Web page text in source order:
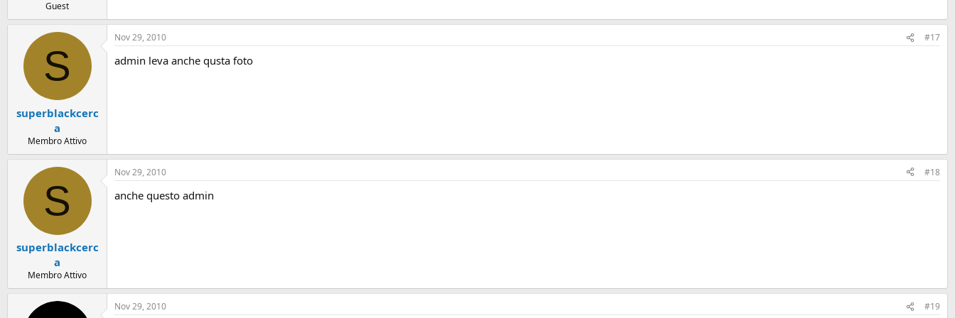
Guest
S
superblackcerc
a
Membro Attivo
Nov 29, 2010 #17
admin leva anche qusta foto
S
superblackcerc
a
Membro Attivo
Nov 29, 2010 #18
anche questo admin
Nov 29, 2010 #19